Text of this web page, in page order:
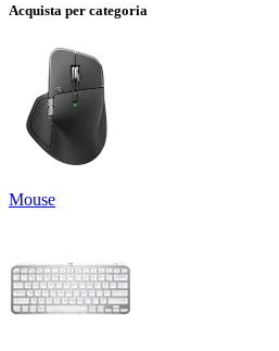
Acquista per categoria
Mouse